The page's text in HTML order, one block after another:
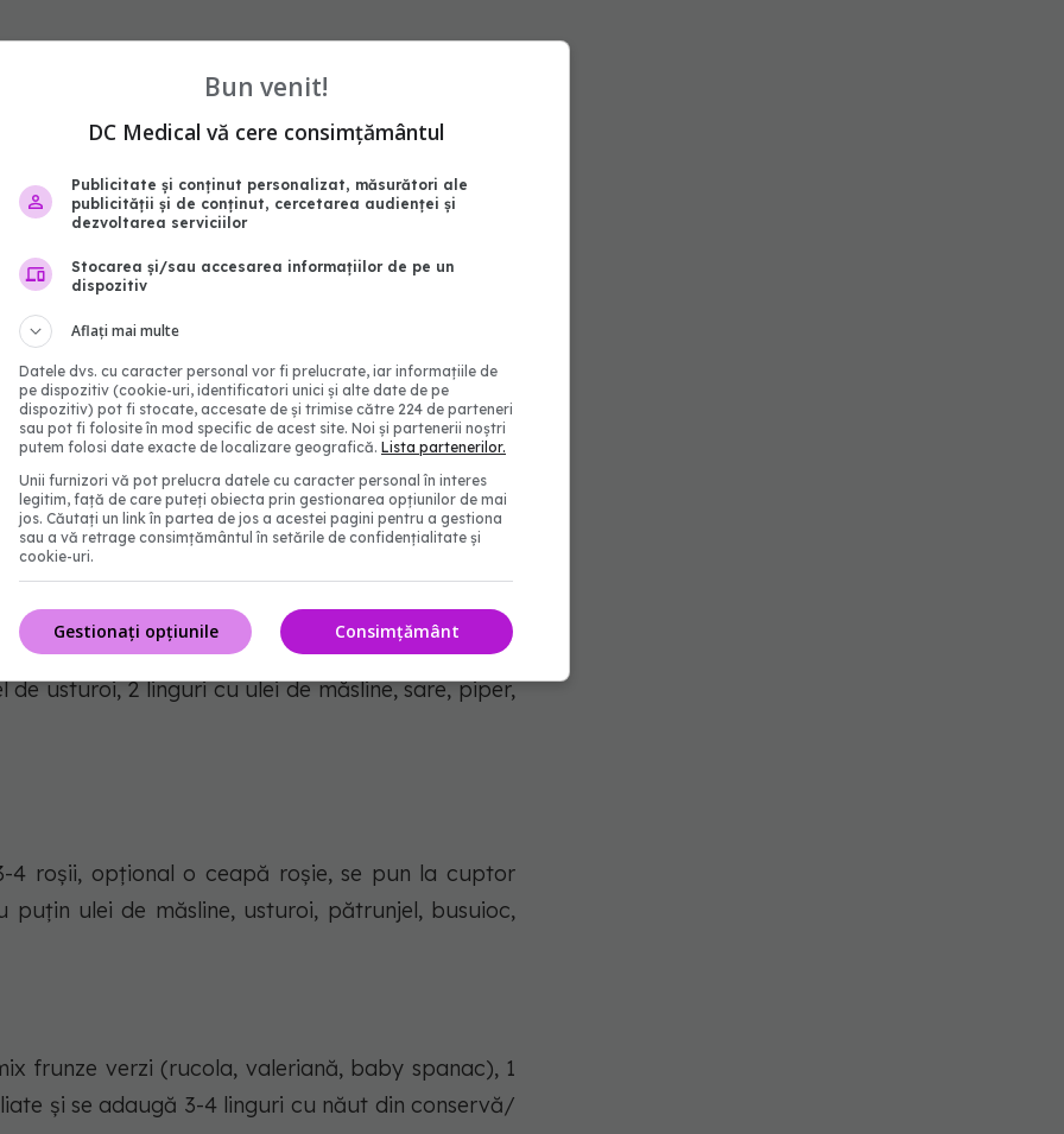
se adaugă morcovul ras și pasta de roșii. După
(fără mentă) și supă de legume/apă (se
de cât de fluidă dorești să fie ciorba). Se
până când lintea este fiartă.
compoziția. Se servește caldă, cu câteva
într-un bol cu pătrunjel (4-5 legături) 4-
taiate mărunt.
de usturoi, 2 linguri cu ulei de măsline, sare, piper,
4 roșii, opțional o ceapă roșie, se pun la cuptor
puțin ulei de măsline, usturoi, pătrunjel, busuioc,
frunze verzi (rucola, valeriană, baby spanac), 1
și se adaugă 3-4 linguri cu năut din conservă/
Bun venit!
DC Medical vă cere consimțământul
Publicitate și conținut personalizat, măsurători ale
publicității și de conținut, cercetarea audienței și
dezvoltarea serviciilor
Stocarea și/sau accesarea informațiilor de pe un
dispozitiv
Aflați mai multe
Datele dvs. cu caracter personal vor fi prelucrate, iar informațiile de
pe dispozitiv (cookie-uri, identificatori unici și alte date de pe
dispozitiv) pot fi stocate, accesate de și trimise către 224 de parteneri
sau pot fi folosite în mod specific de acest site. Noi și partenerii noștri
putem folosi date exacte de localizare geografică. Lista partenerilor.
Unii furnizori vă pot prelucra datele cu caracter personal în interes
legitim, față de care puteți obiecta prin gestionarea opțiunilor de mai
jos. Căutați un link în partea de jos a acestei pagini pentru a gestiona
sau a vă retrage consimțământul în setările de confidențialitate și
cookie-uri.
Consimțământ
Gestionați opțiunile